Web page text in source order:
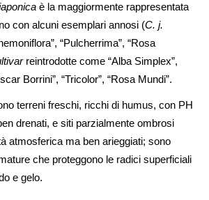
è la maggiormente rappresentata
con alcuni esemplari annosi (C. j.
“Pulcherrima”, “Rosa
reintrodotte come “Alba Simplex”,
Borrini”, “Tricolor”, “Rosa Mundi”.
terreni freschi, ricchi di humus, con PH
drenati, e siti parzialmente ombrosi
atmosferica ma ben arieggiati; sono
che proteggono le radici superficiali
e gelo.